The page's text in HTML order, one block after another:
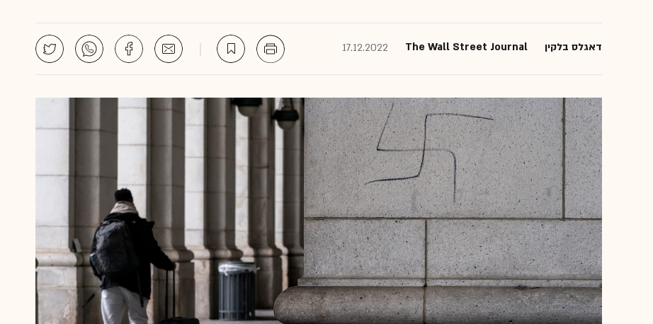
דאגלס בלקין The Wall Street Journal
17.12.2022